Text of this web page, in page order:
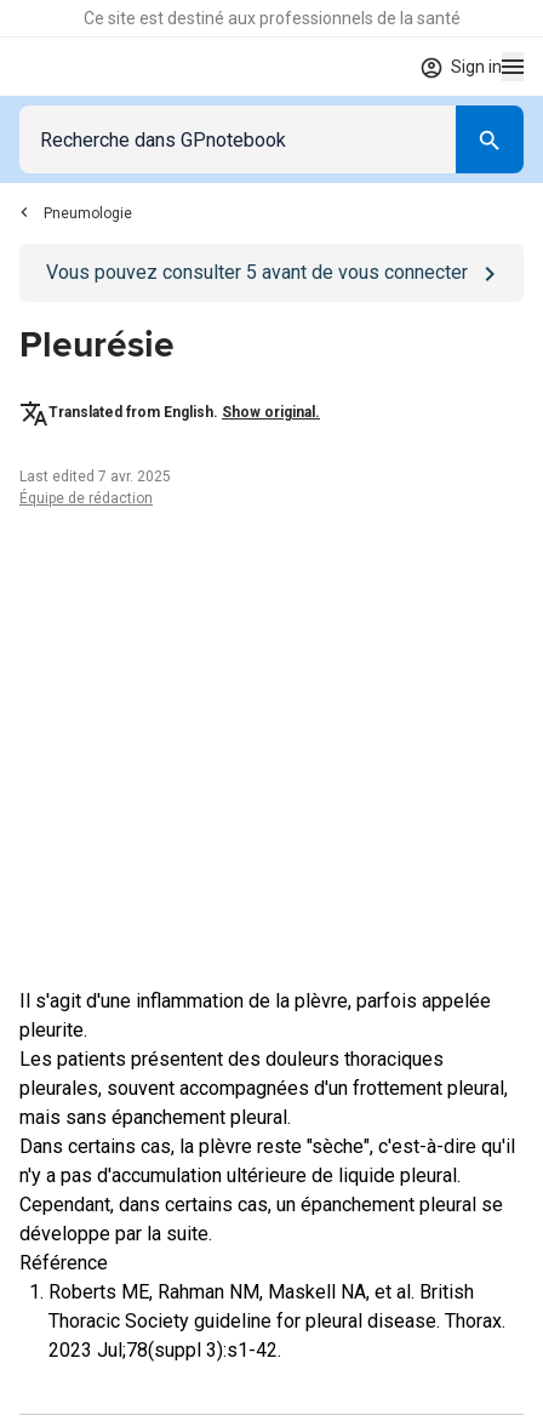
Ce site est destiné aux professionnels de la santé
Sign in
Pneumologie
Go to/se-connecterpage
Vous pouvez consulter 5 avant de vous connecter
Pleurésie
Translated from English. Show original.
Last edited 7 avr. 2025
Équipe de rédaction
Il s'agit d'une inflammation de la plèvre, parfois appelée
pleurite.
Les patients présentent des douleurs thoraciques
pleurales, souvent accompagnées d'un frottement pleural,
mais sans épanchement pleural.
Dans certains cas, la plèvre reste "sèche", c'est-à-dire qu'il
n'y a pas d'accumulation ultérieure de liquide pleural.
Cependant, dans certains cas, un épanchement pleural se
développe par la suite.
Référence
Roberts ME, Rahman NM, Maskell NA, et al. British
Thoracic Society guideline for pleural disease. Thorax.
2023 Jul;78(suppl 3):s1-42.